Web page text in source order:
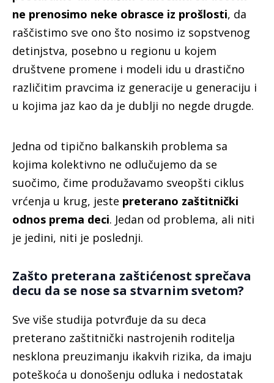
ne prenosimo neke obrasce iz prošlosti, da
raščistimo sve ono što nosimo iz sopstvenog
detinjstva, posebno u regionu u kojem
društvene promene i modeli idu u drastično
različitim pravcima iz generacije u generaciju i
u kojima jaz kao da je dublji no negde drugde.
Jedna od tipično balkanskih problema sa
kojima kolektivno ne odlučujemo da se
suočimo, čime produžavamo sveopšti ciklus
vrćenja u krug, jeste preterano zaštitnički
odnos prema deci. Jedan od problema, ali niti
je jedini, niti je poslednji.
Zašto preterana zaštićenost sprečava
decu da se nose sa stvarnim svetom?
Sve više studija potvrđuje da su deca
preterano zaštitnički nastrojenih roditelja
nesklona preuzimanju ikakvih rizika, da imaju
poteškoća u donošenju odluka i nedostatak